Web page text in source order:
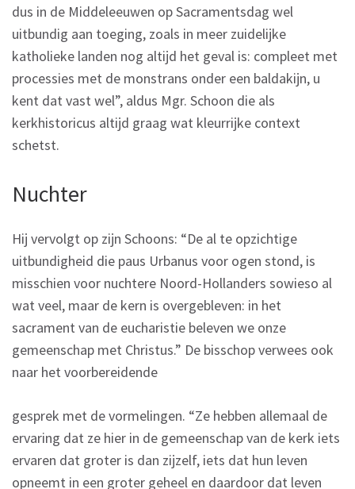
dus in de Middeleeuwen op Sacramentsdag wel
uitbundig aan toeging, zoals in meer zuidelijke
katholieke landen nog altijd het geval is: compleet met
processies met de monstrans onder een baldakijn, u
kent dat vast wel”, aldus Mgr. Schoon die als
kerkhistoricus altijd graag wat kleurrijke context
schetst.
Nuchter
Hij vervolgt op zijn Schoons: “De al te opzichtige
uitbundigheid die paus Urbanus voor ogen stond, is
misschien voor nuchtere Noord-Hollanders sowieso al
wat veel, maar de kern is overgebleven: in het
sacrament van de eucharistie beleven we onze
gemeenschap met Christus.” De bisschop verwees ook
naar het voorbereidende
gesprek met de vormelingen. “Ze hebben allemaal de
ervaring dat ze hier in de gemeenschap van de kerk iets
ervaren dat groter is dan zijzelf, iets dat hun leven
opneemt in een groter geheel en daardoor dat leven